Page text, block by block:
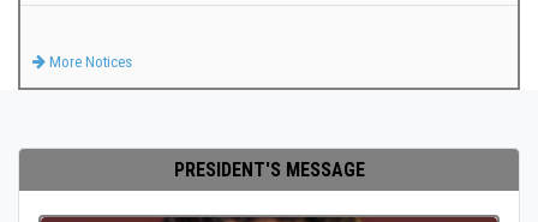
More Notices
PRESIDENT'S MESSAGE